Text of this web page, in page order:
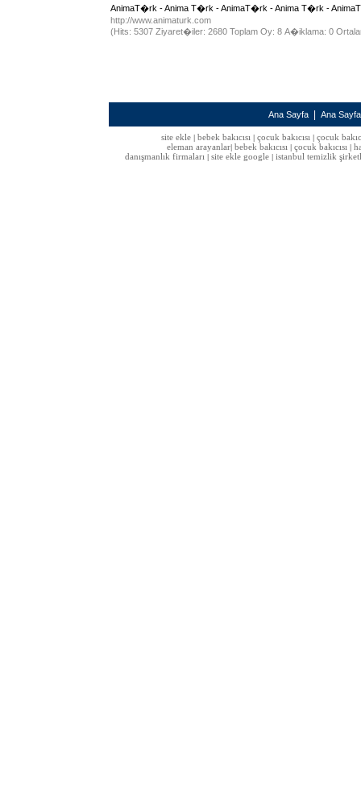
AnimaT�rk - Anima T�rk - AnimaT�rk - Anima T�rk -
http://www.animaturk.com
(Hits: 5307 Ziyaret�iler: 2680 Toplam Oy: 8 A�iklama: 0
Ana Sayfa Ana
site ekle| bebek bakıcısı| çocuk bakıcısı| çocuk
eleman arayanlar bebek bakıcısı çocuk bakıcısı
danışmanlık firmaları
site ekle google istanbul temizlik